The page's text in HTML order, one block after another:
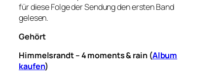
für diese Folge der Sendung den ersten Band
gelesen.
Gehört
Himmelsrandt – 4 moments & rain (Album
kaufen)